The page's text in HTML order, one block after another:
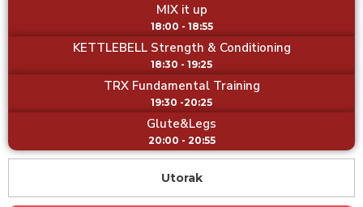
MIX it up
18:00 - 18:55
KETTLEBELL Strength & Conditioning
18:30 - 19:25
TRX Fundamental Training
19:30 -20:25
Glute&Legs
20:00 - 20:55
Utorak